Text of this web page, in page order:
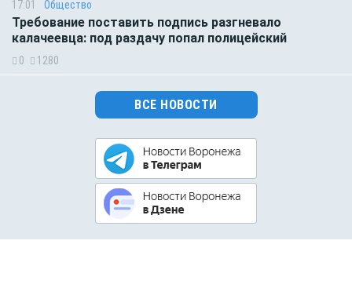
17:01 Общество
Требование поставить подпись разгневало
калачеевца: под раздачу попал полицейский
0 1280
ВСЕ НОВОСТИ